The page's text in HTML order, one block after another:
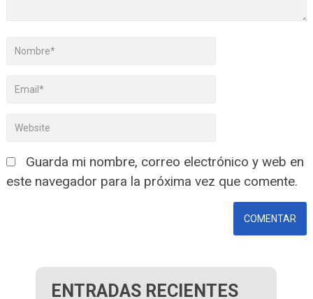
Guarda mi nombre, correo electrónico y web en
este navegador para la próxima vez que comente.
ENTRADAS RECIENTES